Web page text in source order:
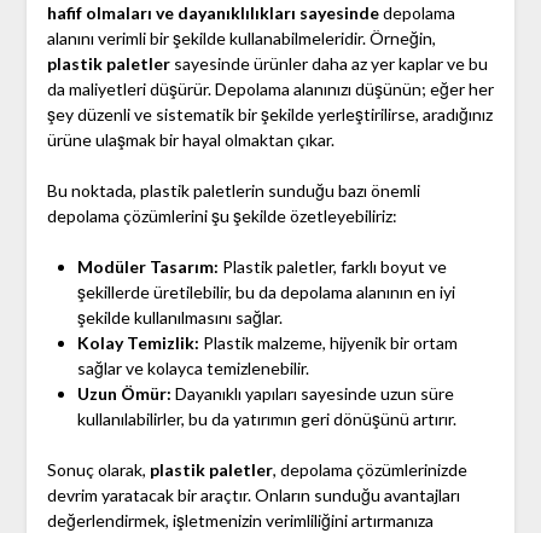
hafif olmaları ve dayanıklılıkları sayesindedepolama
alanını verimli bir şekilde kullanabilmeleridir. Örneğin,
plastik paletlersayesinde ürünler daha az yer kaplar ve bu
da maliyetleri düşürür. Depolama alanınızı düşünün; eğer her
şey düzenli ve sistematik bir şekilde yerleştirilirse, aradığınız
ürüne ulaşmak bir hayal olmaktan çıkar.
Bu noktada, plastik paletlerin sunduğu bazı önemli
depolama çözümlerini şu şekilde özetleyebiliriz:
Modüler Tasarım: Plastik paletler, farklı boyut ve
şekillerde üretilebilir, bu da depolama alanının en iyi
şekilde kullanılmasını sağlar.
Kolay Temizlik: Plastik malzeme, hijyenik bir ortam
sağlar ve kolayca temizlenebilir.
Uzun Ömür: Dayanıklı yapıları sayesinde uzun süre
kullanılabilirler, bu da yatırımın geri dönüşünü artırır.
Sonuç olarak, plastik paletler, depolama çözümlerinizde
devrim yaratacak bir araçtır. Onların sunduğu avantajları
değerlendirmek, işletmenizin verimliliğini artırmanıza